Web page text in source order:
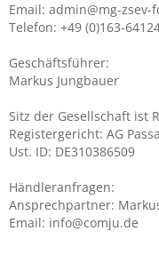
Email: admin@mg-zsev-
Telefon: +49 (0)163-
Geschäftsführer:
Markus Jungbauer
Sitz der Gesellschaft ist
Registergericht: AG
Ust. ID: DE310386509
Händleranfragen:
Ansprechpartner:
Email: info@comju.de